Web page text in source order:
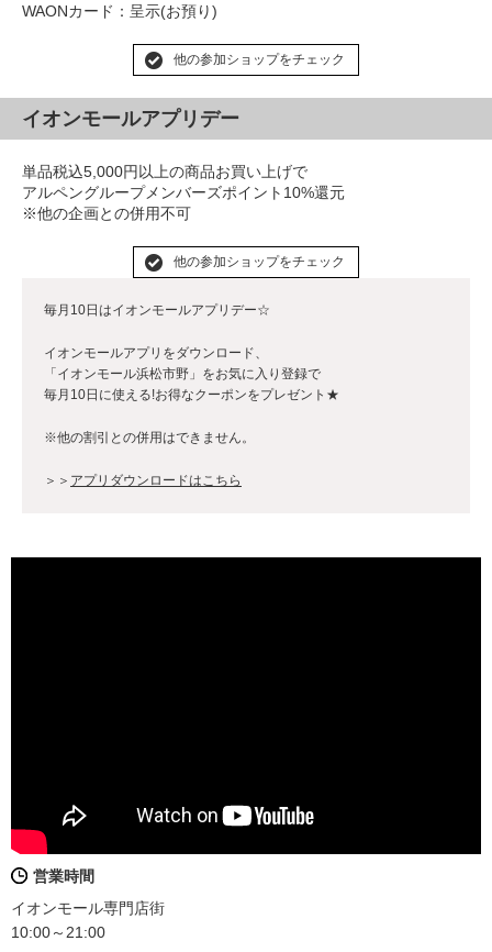
WAONカード：呈示(お預り)
他の参加ショップをチェック
イオンモールアプリデー
単品税込5,000円以上の商品お買い上げで
アルペングループメンバーズポイント10%還元
※他の企画との併用不可
他の参加ショップをチェック
毎月10日はイオンモールアプリデー☆
イオンモールアプリをダウンロード、
「イオンモール浜松市野」をお気に入り登録で
毎月10日に使える!お得なクーポンをプレゼント★
※他の割引との併用はできません。
＞＞ アプリダウンロードはこちら
営業時間
イオンモール専門店街
10:00～21:00